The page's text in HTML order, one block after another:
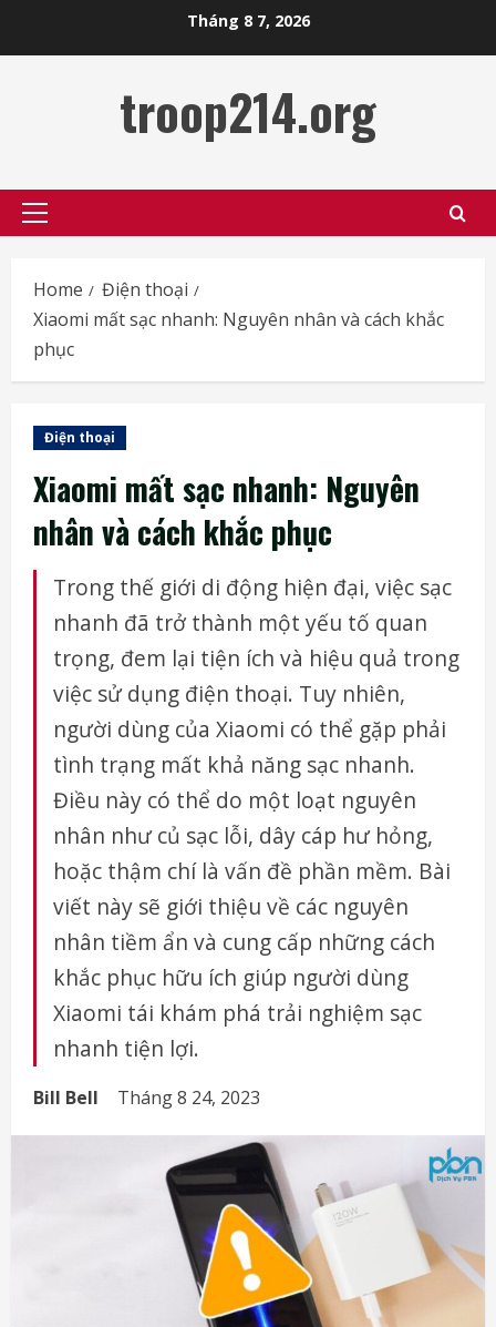
Tháng 8 7, 2026
troop214.org
Primary
Home
Điện thoại
Xiaomi mất sạc nhanh: Nguyên nhân và cách khắc
phục
Điện thoại
Xiaomi mất sạc nhanh: Nguyên
nhân và cách khắc phục
Trong thế giới di động hiện đại, việc sạc
nhanh đã trở thành một yếu tố quan
trọng, đem lại tiện ích và hiệu quả trong
việc sử dụng điện thoại. Tuy nhiên,
người dùng của Xiaomi có thể gặp phải
tình trạng mất khả năng sạc nhanh.
Điều này có thể do một loạt nguyên
nhân như củ sạc lỗi, dây cáp hư hỏng,
hoặc thậm chí là vấn đề phần mềm. Bài
viết này sẽ giới thiệu về các nguyên
nhân tiềm ẩn và cung cấp những cách
khắc phục hữu ích giúp người dùng
Xiaomi tái khám phá trải nghiệm sạc
nhanh tiện lợi.
Bill Bell Tháng 8 24, 2023